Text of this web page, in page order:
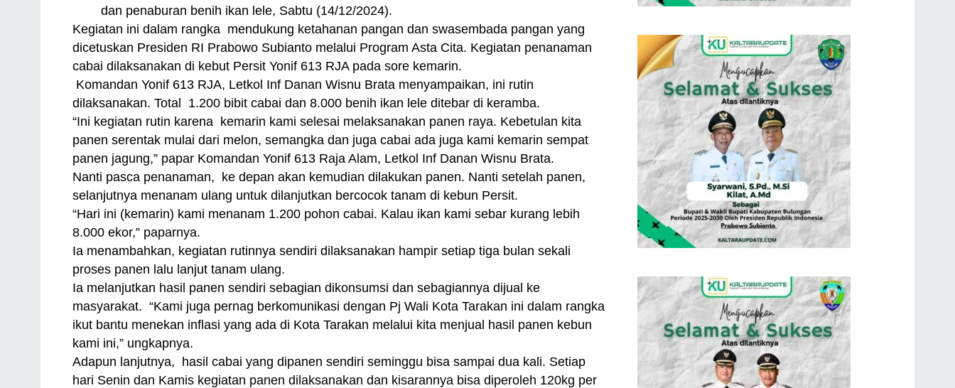
dan penaburan benih ikan lele, Sabtu (14/12/2024).
Kegiatan ini dalam rangka mendukung ketahanan pangan dan swasembada pangan yang
dicetuskan Presiden RI Prabowo Subianto melalui Program Asta Cita. Kegiatan penanaman
cabai dilaksanakan di kebut Persit Yonif 613 RJA pada sore kemarin.
Komandan Yonif 613 RJA, Letkol Inf Danan Wisnu Brata menyampaikan, ini rutin
dilaksanakan. Total 1.200 bibit cabai dan 8.000 benih ikan lele ditebar di keramba.
“Ini kegiatan rutin karena kemarin kami selesai melaksanakan panen raya. Kebetulan kita
panen serentak mulai dari melon, semangka dan juga cabai ada juga kami kemarin sempat
panen jagung,” papar Komandan Yonif 613 Raja Alam, Letkol Inf Danan Wisnu Brata.
Nanti pasca penanaman, ke depan akan kemudian dilakukan panen. Nanti setelah panen,
selanjutnya menanam ulang untuk dilanjutkan bercocok tanam di kebun Persit.
“Hari ini (kemarin) kami menanam 1.200 pohon cabai. Kalau ikan kami sebar kurang lebih
8.000 ekor,” paparnya.
Ia menambahkan, kegiatan rutinnya sendiri dilaksanakan hampir setiap tiga bulan sekali
proses panen lalu lanjut tanam ulang.
Ia melanjutkan hasil panen sendiri sebagian dikonsumsi dan sebagiannya dijual ke
masyarakat. “Kami juga pernag berkomunikasi dengan Pj Wali Kota Tarakan ini dalam rangka
ikut bantu menekan inflasi yang ada di Kota Tarakan melalui kita menjual hasil panen kebun
kami ini,” ungkapnya.
Adapun lanjutnya, hasil cabai yang dipanen sendiri seminggu bisa sampai dua kali. Setiap
hari Senin dan Kamis kegiatan panen dilaksanakan dan kisarannya bisa diperoleh 120kg per